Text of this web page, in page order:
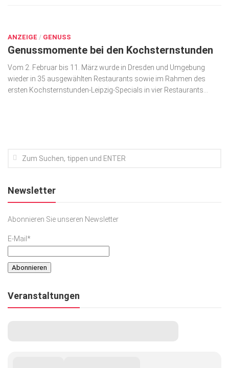
ANZEIGE / GENUSS
Genussmomente bei den Kochsternstunden
Vom 2. Februar bis 11. März wurde in Dresden und Umgebung
wieder in 35 ausgewählten Restaurants sowie im Rahmen des
ersten Kochsternstunden-Leipzig-Specials in vier Restaurants...
Newsletter
Abonnieren Sie unseren Newsletter
E-Mail*
Veranstaltungen